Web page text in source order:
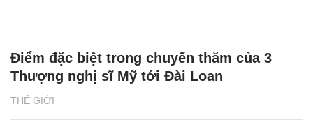
THẾ GIỚI
Điểm đặc biệt trong chuyến thăm của 3
Thượng nghị sĩ Mỹ tới Đài Loan